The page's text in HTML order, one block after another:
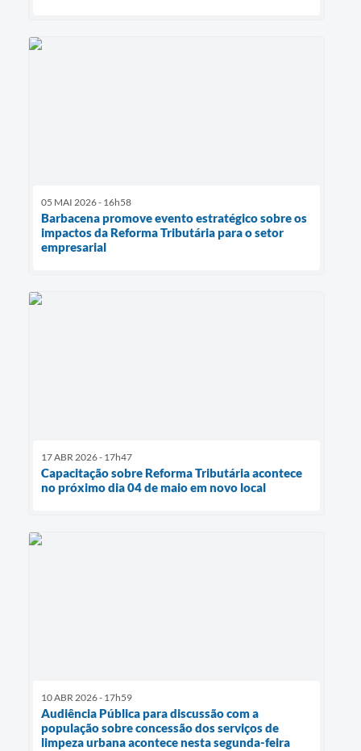
05 MAI 2026 - 16h58
Barbacena promove evento estratégico sobre os
impactos da Reforma Tributária para o setor
empresarial
17 ABR 2026 - 17h47
Capacitação sobre Reforma Tributária acontece
no próximo dia 04 de maio em novo local
10 ABR 2026 - 17h59
Audiência Pública para discussão com a
população sobre concessão dos serviços de
limpeza urbana acontece nesta segunda-feira